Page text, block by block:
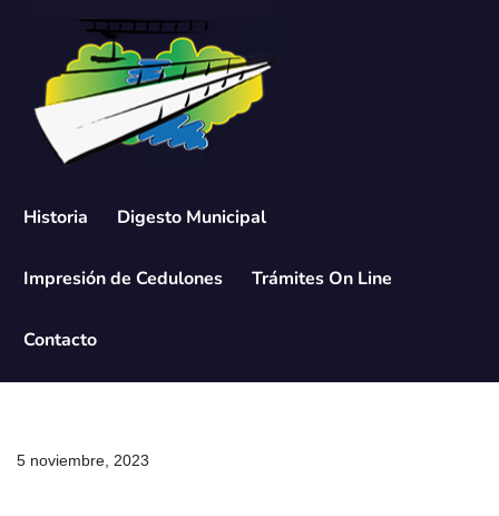
contenido
Historia Digesto Municipal
Impresión de Cedulones Trámites On Line
Contacto
5 noviembre, 2023